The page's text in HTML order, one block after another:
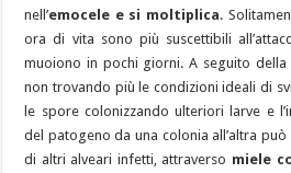
nell’emocele e si moltiplica.
ora di vita sono più suscettibili
muoiono in pochi giorni. A seguito della
non trovando più le condizioni ideali di
le spore colonizzando ulteriori larve e
del patogeno da una colonia all’altra
di altri alveari infetti, attraverso miele